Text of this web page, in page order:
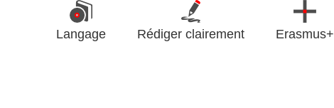
Langage Rédiger clairement Erasmus+